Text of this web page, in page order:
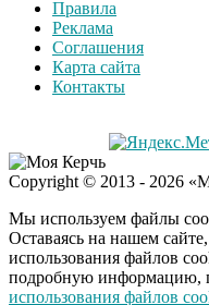
Правила
Реклама
Соглашения
Карта сайта
Контакты
Copyright © 2013 - 2026
Мы используем файлы
Оставаясь на нашем
использования файлов
подробную информацию,
использования файлов